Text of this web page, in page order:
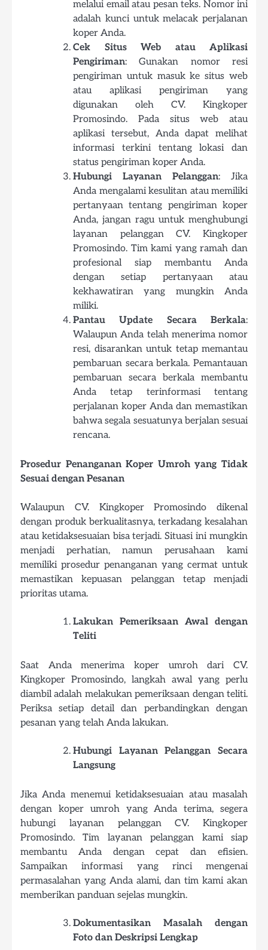
melalui email atau pesan teks. Nomor ini
adalah kunci untuk melacak perjalanan
koper Anda.
Cek Situs Web atau Aplikasi
Pengiriman: Gunakan nomor resi
pengiriman untuk masuk ke situs web
atau aplikasi pengiriman yang
digunakan oleh CV. Kingkoper
Promosindo. Pada situs web atau
aplikasi tersebut, Anda dapat melihat
informasi terkini tentang lokasi dan
status pengiriman koper Anda.
Hubungi Layanan Pelanggan: Jika
Anda mengalami kesulitan atau memiliki
pertanyaan tentang pengiriman koper
Anda, jangan ragu untuk menghubungi
layanan pelanggan CV. Kingkoper
Promosindo. Tim kami yang ramah dan
profesional siap membantu Anda
dengan setiap pertanyaan atau
kekhawatiran yang mungkin Anda
miliki.
Pantau Update Secara Berkala:
Walaupun Anda telah menerima nomor
resi, disarankan untuk tetap memantau
pembaruan secara berkala. Pemantauan
pembaruan secara berkala membantu
Anda tetap terinformasi tentang
perjalanan koper Anda dan memastikan
bahwa segala sesuatunya berjalan sesuai
rencana.
Prosedur Penanganan Koper Umroh yang Tidak
Sesuai dengan Pesanan
Walaupun CV. Kingkoper Promosindo dikenal
dengan produk berkualitasnya, terkadang kesalahan
atau ketidaksesuaian bisa terjadi. Situasi ini mungkin
menjadi perhatian, namun perusahaan kami
memiliki prosedur penanganan yang cermat untuk
memastikan kepuasan pelanggan tetap menjadi
prioritas utama.
Lakukan Pemeriksaan Awal dengan
Teliti
Saat Anda menerima koper umroh dari CV.
Kingkoper Promosindo, langkah awal yang perlu
diambil adalah melakukan pemeriksaan dengan teliti.
Periksa setiap detail dan perbandingkan dengan
pesanan yang telah Anda lakukan.
Hubungi Layanan Pelanggan Secara
Langsung
Jika Anda menemui ketidaksesuaian atau masalah
dengan koper umroh yang Anda terima, segera
hubungi layanan pelanggan CV. Kingkoper
Promosindo. Tim layanan pelanggan kami siap
membantu Anda dengan cepat dan efisien.
Sampaikan informasi yang rinci mengenai
permasalahan yang Anda alami, dan tim kami akan
memberikan panduan sejelas mungkin.
Dokumentasikan Masalah dengan
Foto dan Deskripsi Lengkap